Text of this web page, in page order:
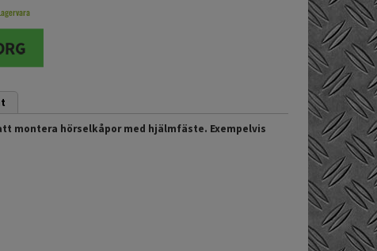
montera hörselkåpor med hjälmfäste. Exempelvis